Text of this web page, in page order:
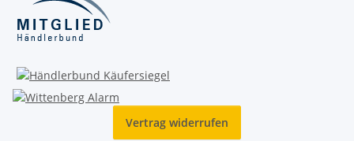
Vertrag widerrufen